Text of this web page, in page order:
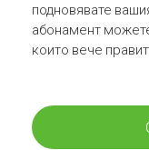
подновявате
абонамент
които вече